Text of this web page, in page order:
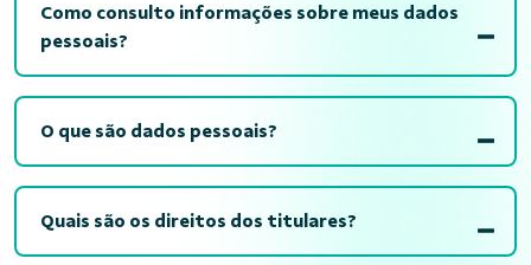
Como consulto informações sobre meus dados
pessoais?
O que são dados pessoais?
Quais são os direitos dos titulares?